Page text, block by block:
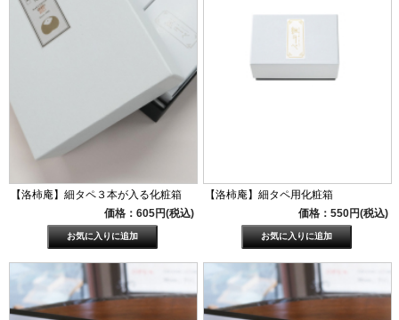
【洛柿庵】細タペ３本が入る化粧箱
価格：605円(税込)
【洛柿庵】細タペ用化粧箱
価格：550円(税込)